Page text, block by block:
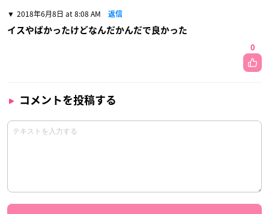
2018年6月8日 at 8:08 AM 返信
イスやばかったけどなんだかんだで良かった
0
コメントを投稿する